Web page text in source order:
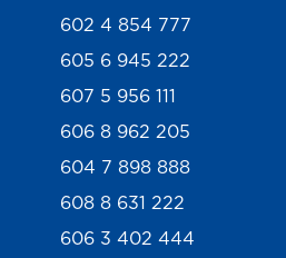
602 4 854 777
605 6 945 222
607 5 956 111
606 8 962 205
604 7 898 888
608 8 631 222
606 3 402 444